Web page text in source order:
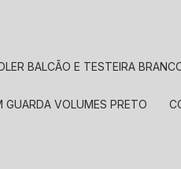
BALCÃO E TESTEIRA
GUARDA VOLUMES PRETO